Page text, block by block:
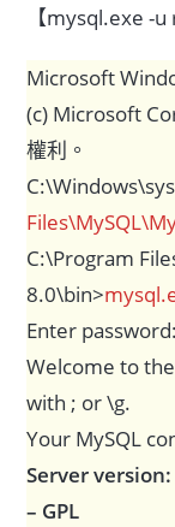
【mysql.exe -u
Microsoft
(c) Microsoft
權利。
C:\Program
8.0\bin>
Enter
Welcome to
with ; or \g.
Your MySQL
Server
– GPL